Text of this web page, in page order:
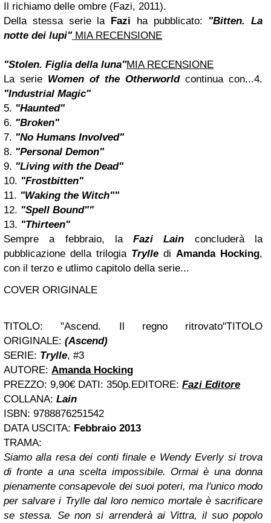
Il richiamo delle ombre (Fazi, 2011).
Della stessa serie la Fazi ha pubblicato: "Bitten. La
notte dei lupi"MIA RECENSIONE
"Stolen. Figlia della luna"MIA RECENSIONE
La serie Women of the Otherworldcontinua con...4.
"Industrial Magic"
5. "Haunted"
6. "Broken"
7. "No Humans Involved"
8. "Personal Demon"
9. "Living with the Dead"
10. "Frostbitten"
11. "Waking the Witch""
12. "Spell Bound""
13. "Thirteen"
Sempre a febbraio, laFazi Lain concluderà la
pubblicazione della trilogia Trylle di Amanda Hocking,
con il terzo e utlimo capitolo della serie...
COVER ORIGINALE
TITOLO:"Ascend. Il regno ritrovato"TITOLO
ORIGINALE: (Ascend)
SERIE: Trylle, #3
AUTORE: Amanda Hocking
PREZZO: 9,90€ DATI: 350p.EDITORE: Fazi Editore
COLLANA: Lain
ISBN: 9788876251542
DATA USCITA: Febbraio 2013
TRAMA:
Siamo alla resa dei conti finale e Wendy Everly si trova
di fronte a una scelta impossibile. Ormai è una donna
pienamente consapevole dei suoi poteri, ma l'unico modo
per salvare i Trylle dal loro nemico mortale è sacrificare
se stessa. Se non si arrenderà ai Vittra, il suo popolo